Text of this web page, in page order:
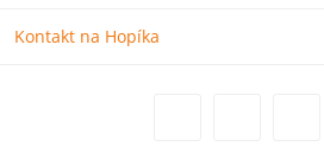
Kontakt na Hopíka